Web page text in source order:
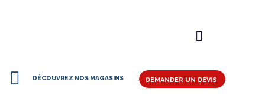
DÉCOUVREZ NOS MAGASINS DEMANDER UN DEVIS